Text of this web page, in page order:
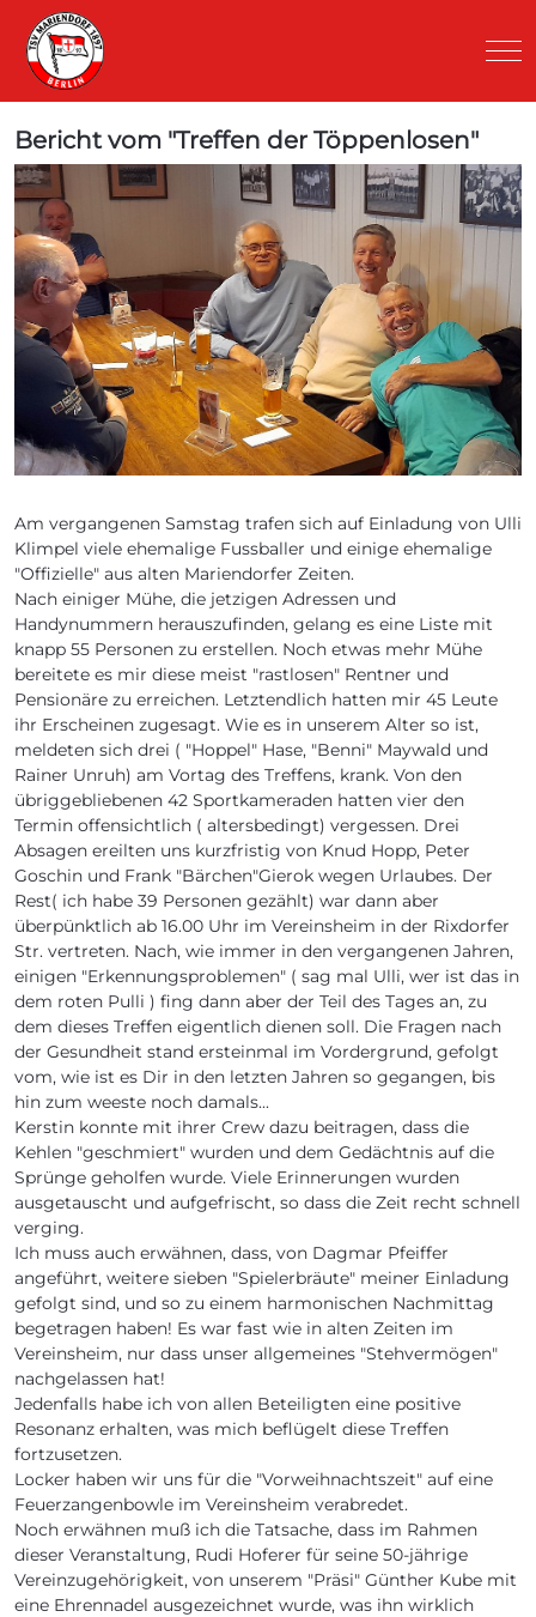
Bericht vom "Treffen der Töppenlosen"
Am vergangenen Samstag trafen sich auf Einladung von Ulli
Klimpel viele ehemalige Fussballer und einige ehemalige
"Offizielle" aus alten Mariendorfer Zeiten.
Nach einiger Mühe, die jetzigen Adressen und
Handynummern herauszufinden, gelang es eine Liste mit
knapp 55 Personen zu erstellen. Noch etwas mehr Mühe
bereitete es mir diese meist "rastlosen" Rentner und
Pensionäre zu erreichen. Letztendlich hatten mir 45 Leute
ihr Erscheinen zugesagt. Wie es in unserem Alter so ist,
meldeten sich drei ( "Hoppel" Hase, "Benni" Maywald und
Rainer Unruh) am Vortag des Treffens, krank. Von den
übriggebliebenen 42 Sportkameraden hatten vier den
Termin offensichtlich ( altersbedingt) vergessen. Drei
Absagen ereilten uns kurzfristig von Knud Hopp, Peter
Goschin und Frank "Bärchen"Gierok wegen Urlaubes. Der
Rest( ich habe 39 Personen gezählt) war dann aber
überpünktlich ab 16.00 Uhr im Vereinsheim in der Rixdorfer
Str. vertreten. Nach, wie immer in den vergangenen Jahren,
einigen "Erkennungsproblemen" ( sag mal Ulli, wer ist das in
dem roten Pulli ) fing dann aber der Teil des Tages an, zu
dem dieses Treffen eigentlich dienen soll. Die Fragen nach
der Gesundheit stand ersteinmal im Vordergrund, gefolgt
vom, wie ist es Dir in den letzten Jahren so gegangen, bis
hin zum weeste noch damals...
Kerstin konnte mit ihrer Crew dazu beitragen, dass die
Kehlen "geschmiert" wurden und dem Gedächtnis auf die
Sprünge geholfen wurde. Viele Erinnerungen wurden
ausgetauscht und aufgefrischt, so dass die Zeit recht schnell
verging.
Ich muss auch erwähnen, dass, von Dagmar Pfeiffer
angeführt, weitere sieben "Spielerbräute" meiner Einladung
gefolgt sind, und so zu einem harmonischen Nachmittag
begetragen haben! Es war fast wie in alten Zeiten im
Vereinsheim, nur dass unser allgemeines "Stehvermögen"
nachgelassen hat!
Jedenfalls habe ich von allen Beteiligten eine positive
Resonanz erhalten, was mich beflügelt diese Treffen
fortzusetzen.
Locker haben wir uns für die "Vorweihnachtszeit" auf eine
Feuerzangenbowle im Vereinsheim verabredet.
Noch erwähnen muß ich die Tatsache, dass im Rahmen
dieser Veranstaltung, Rudi Hoferer für seine 50-jährige
Vereinzugehörigkeit, von unserem "Präsi" Günther Kube mit
eine Ehrennadel ausgezeichnet wurde, was ihn wirklich